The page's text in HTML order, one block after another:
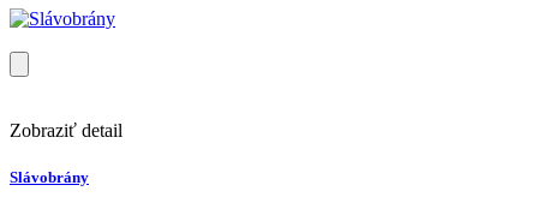
Zobraziť detail
Slávobrány